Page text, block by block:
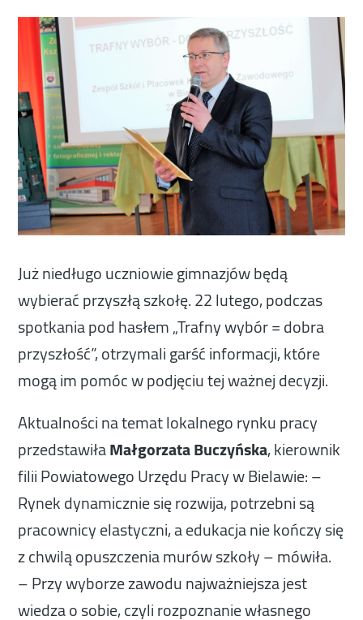
Już niedługo uczniowie gimnazjów będą
wybierać przyszłą szkołę. 22 lutego, podczas
spotkania pod hasłem „Trafny wybór = dobra
przyszłość”, otrzymali garść informacji, które
mogą im pomóc w podjęciu tej ważnej decyzji.
Aktualności na temat lokalnego rynku pracy
przedstawiłaMałgorzata Buczyńska, kierownik
filii Powiatowego Urzędu Pracy w Bielawie: –
Rynek dynamicznie się rozwija, potrzebni są
pracownicy elastyczni, a edukacja nie kończy się
z chwilą opuszczenia murów szkoły – mówiła.
– Przy wyborze zawodu najważniejsza jest
wiedza o sobie, czyli rozpoznanie własnego